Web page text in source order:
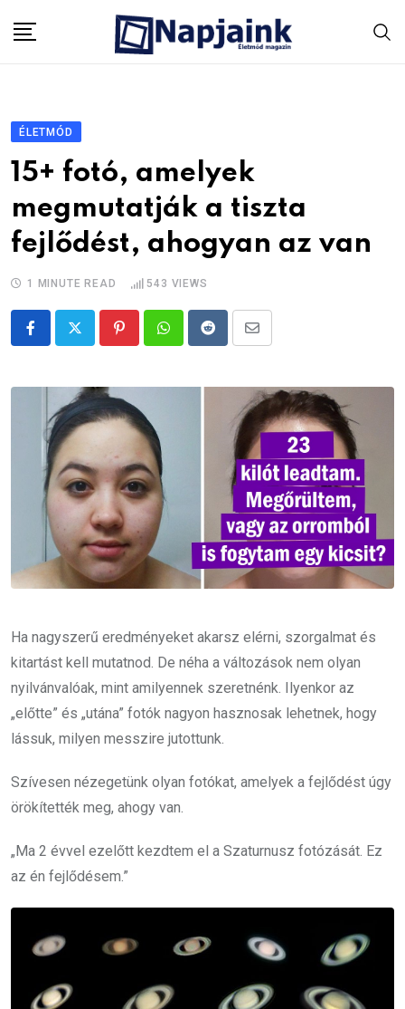
ÉLETMÓD
15+ fotó, amelyek
megmutatják a tiszta
fejlődést, ahogyan az van
1 MINUTE READ 543 VIEWS
PinterestWhatsappRedditShare
Email
Ha nagyszerű eredményeket akarsz elérni, szorgalmat és
kitartást kell mutatnod. De néha a változások nem olyan
nyilvánvalóak, mint amilyennek szeretnénk. Ilyenkor az
„előtte” és „utána” fotók nagyon hasznosak lehetnek, hogy
lássuk, milyen messzire jutottunk.
Szívesen nézegetünk olyan fotókat, amelyek a fejlődést úgy
örökítették meg, ahogy van.
„Ma 2 évvel ezelőtt kezdtem el a Szaturnusz fotózását. Ez
az én fejlődésem.”